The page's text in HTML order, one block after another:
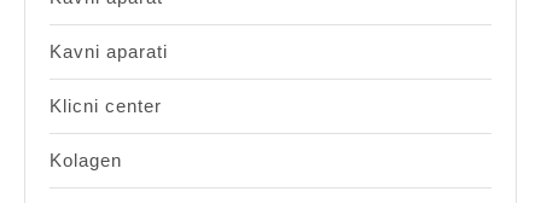
Kavni aparati
Klicni center
Kolagen